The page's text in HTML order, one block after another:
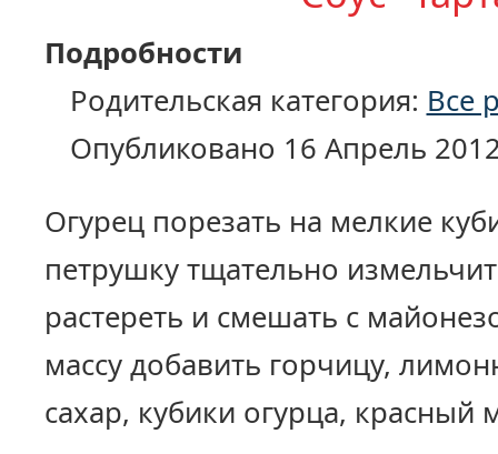
Подробности
Родительская категория: Все
Опубликовано 16 Апрель
Огурец порезать на мелкие
петрушку тщательно
растереть и смешать с
массу добавить горчицу,
сахар, кубики огурца, красный